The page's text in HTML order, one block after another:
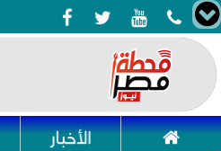
   
 الأخبار